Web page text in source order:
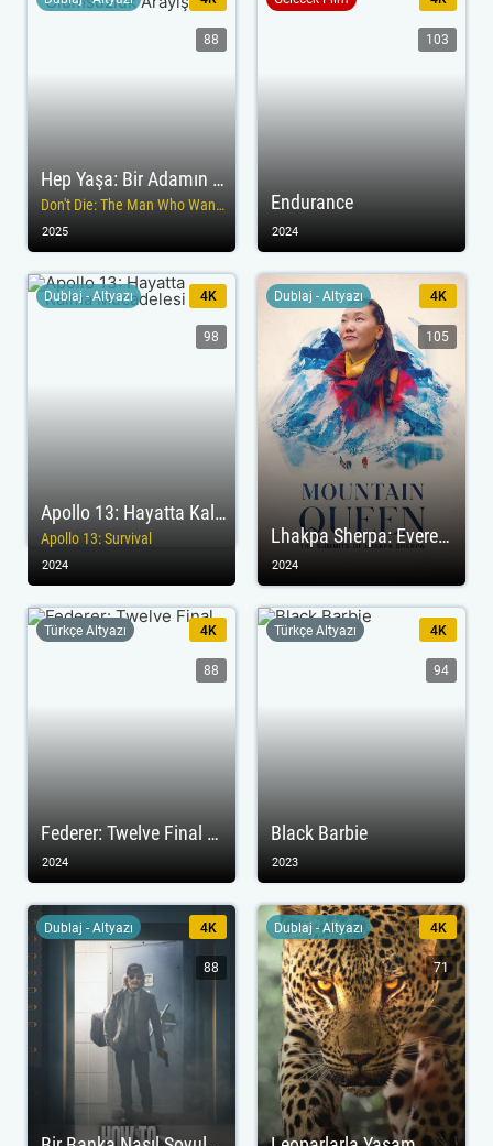
Hep Yaşa: Bir Adamın Ölümsüzlük Arayışı
Don't Die: The Man Who Wants to Live Forever
88
2025
Endurance
103
2024
Apollo 13: Hayatta Kalma Mücadelesi
Apollo 13: Survival
Dublaj - Altyazı 4K
98
2024
Lhakpa Sherpa: Everest'in Kraliçesi
Dublaj - Altyazı 4K
105
2024
Federer: Twelve Final Days
Türkçe Altyazı 4K
88
2024
Black Barbie
Türkçe Altyazı 4K
94
2023
Dublaj - Altyazı 4K
88
Dublaj - Altyazı 4K
71